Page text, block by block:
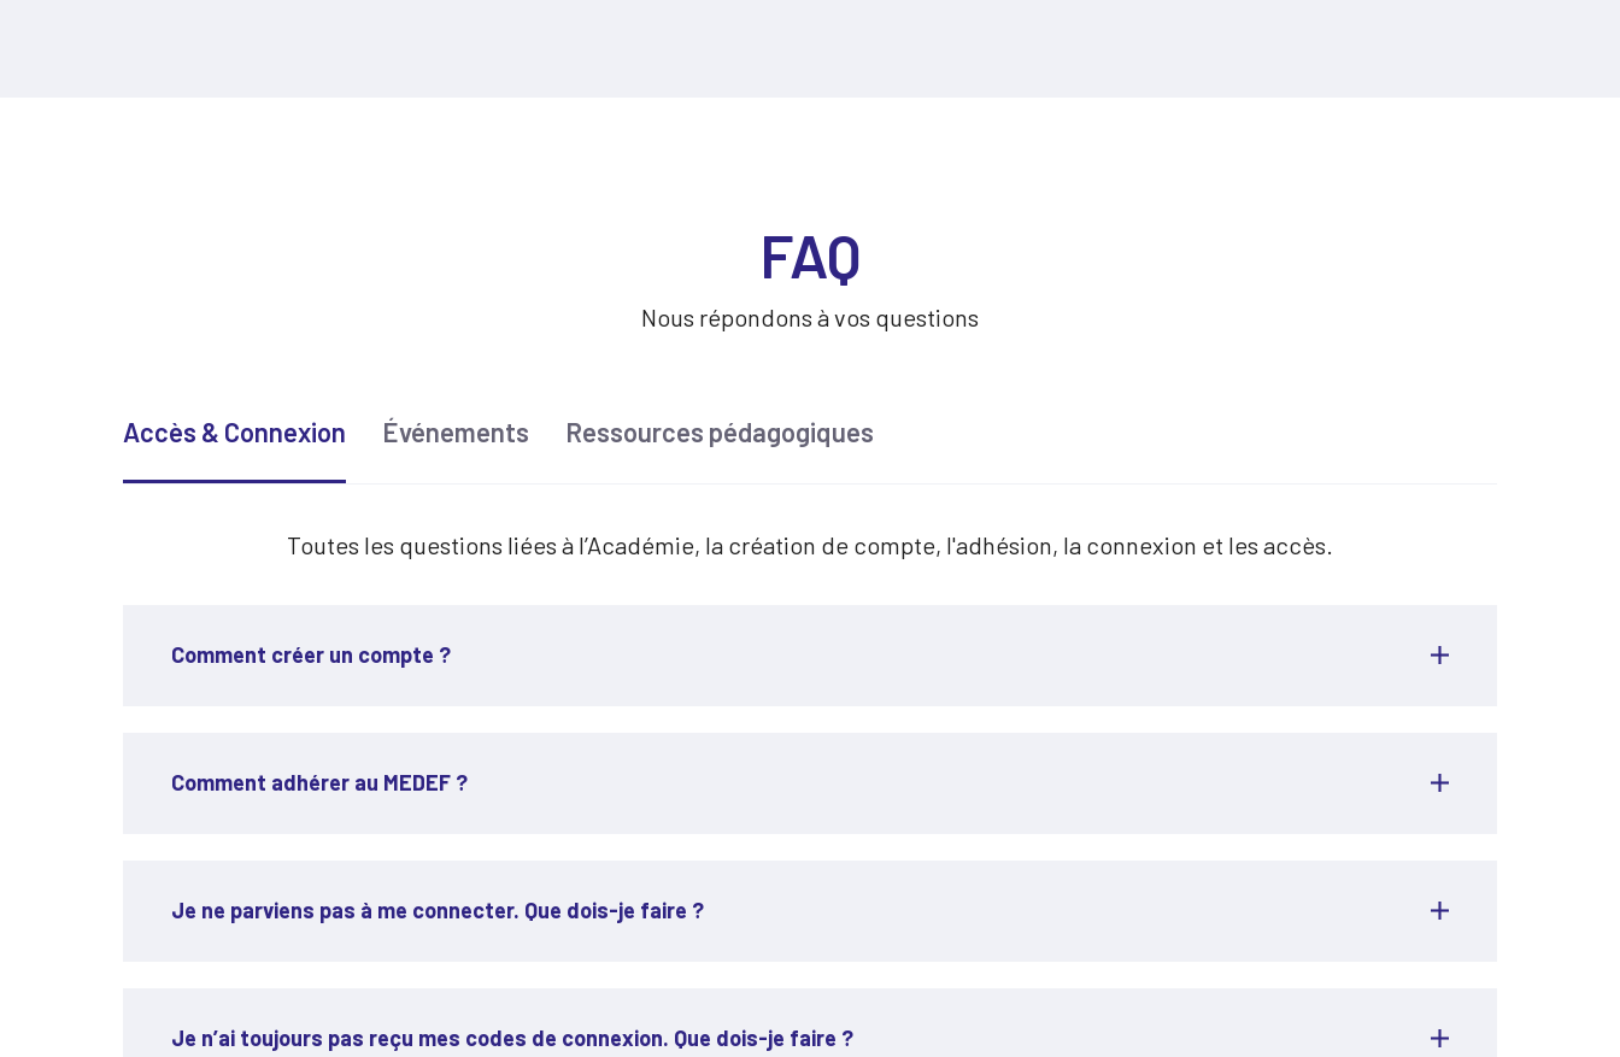
FAQ
Nous répondons à vos questions
Accès & Connexion Événements Ressources pédagogiques
Toutes les questions liées à l’Académie, la création de compte, l'adhésion, la connexion et les accès.
Comment créer un compte ?
Comment adhérer au MEDEF ?
Je ne parviens pas à me connecter. Que dois-je faire ?
Je n’ai toujours pas reçu mes codes de connexion. Que dois-je faire ?